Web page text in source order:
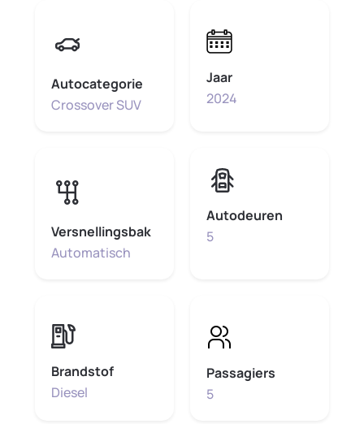
Autocategorie
Crossover SUV
Jaar
2024
Versnellingsbak
Automatisch
Autodeuren
5
Brandstof
Diesel
Passagiers
5